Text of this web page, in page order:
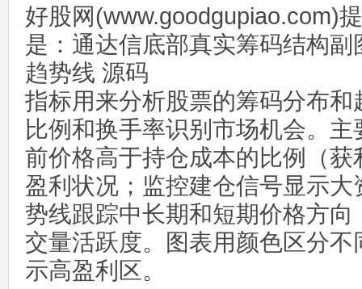
好股网(www.goodgupiao.com)
是：通达信底部真实筹码结构
趋势线 源码
指标用来分析股票的筹码分布
比例和换手率识别市场机会。
前价格高于持仓成本的比例（
盈利状况；监控建仓信号显示
势线跟踪中长期和短期价格方
交量活跃度。图表用颜色区分
示高盈利区。